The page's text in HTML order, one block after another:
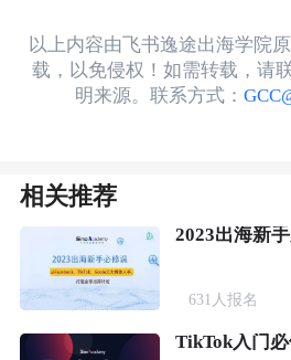
以上内容由飞书逸途出海学院
载，以免侵权！如需转载，请
明来源。联系方式：
相关推荐
2023出海新
631 人报名
TikTok入门